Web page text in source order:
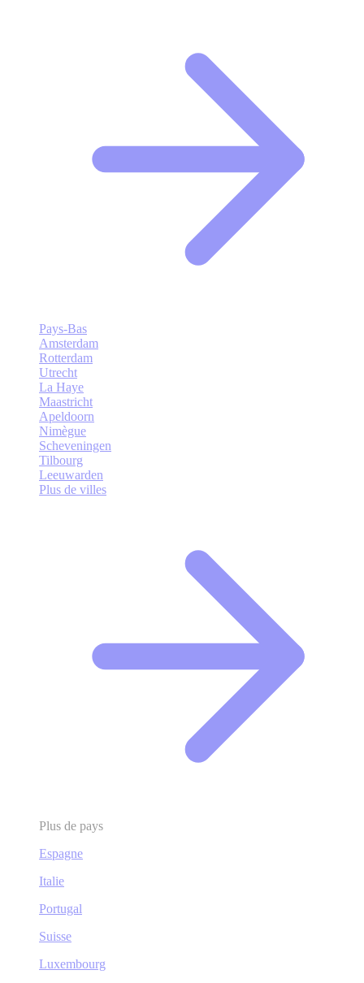
Pays-Bas
Amsterdam
Rotterdam
Utrecht
La Haye
Maastricht
Apeldoorn
Nimègue
Scheveningen
Tilbourg
Leeuwarden
Plus de villes
Plus de pays
Espagne
Italie
Portugal
Suisse
Luxembourg